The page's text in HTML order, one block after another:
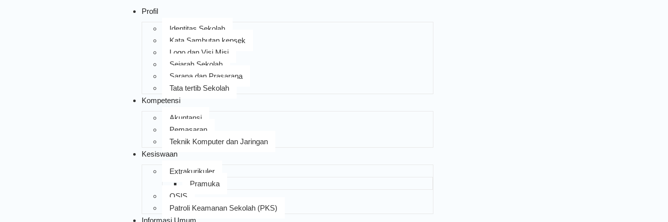
Profil
Identitas Sekolah
Kata Sambutan kepsek
Logo dan Visi Misi
Sejarah Sekolah
Sarana dan Prasarana
Tata tertib Sekolah
Kompetensi
Akuntansi
Pemasaran
Teknik Komputer dan Jaringan
Kesiswaan
Extrakurikuler
Pramuka
OSIS
Patroli Keamanan Sekolah (PKS)
Informasi Umum